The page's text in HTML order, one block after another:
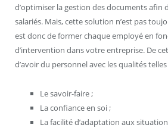
d’optimiser la gestion des documents afin
salariés. Mais, cette solution n’est pas
est donc de former chaque employé en
d’intervention dans votre entreprise. De
d’avoir du personnel avec les qualités
Le savoir-faire ;
La confiance en soi ;
La facilité d’adaptation aux